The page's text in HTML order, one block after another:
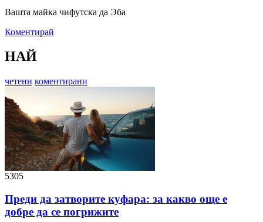
Вашта майка чифутска да Эба
Коментирай
НАЙ
четени коментирани
5305
Преди да затворите куфара: за какво още е
добре да се погрижите